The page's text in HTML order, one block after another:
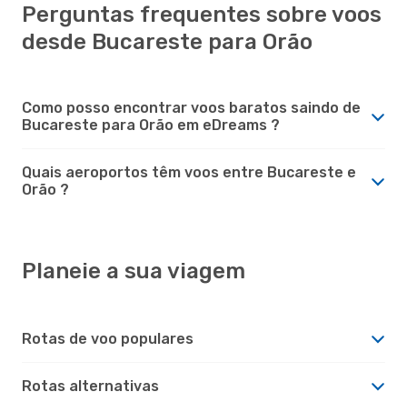
Perguntas frequentes sobre voos
desde Bucareste para Orão
Como posso encontrar voos baratos saindo de
Bucareste para Orão em eDreams ?
Quais aeroportos têm voos entre Bucareste e
Orão ?
Planeie a sua viagem
Rotas de voo populares
Rotas alternativas